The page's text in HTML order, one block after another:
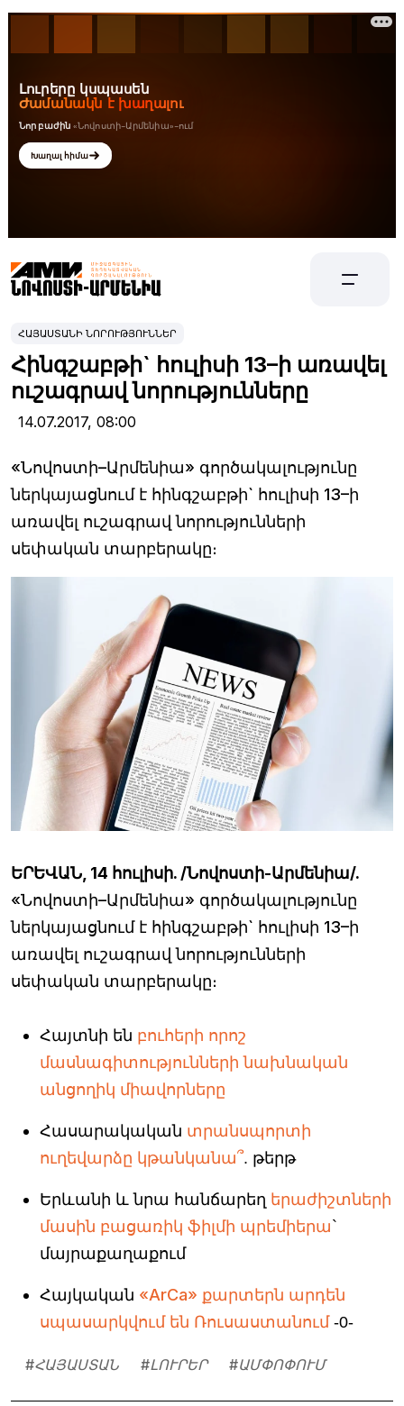
ՀԱՅԱՍՏԱՆԻ ՆՈՐՈՒԹՅՈՒՆՆԵՐ
Հինգշաբթի` հուլիսի 13–ի առավել
ուշագրավ նորությունները
14.07.2017, 08:00
«Նովոստի–Արմենիա» գործակալությունը
ներկայացնում է հինգշաբթի` հուլիսի 13–ի
առավել ուշագրավ նորությունների
սեփական տարբերակը։
ԵՐԵՎԱՆ, 14 հուլիսի. /Նովոստի-Արմենիա/.
«Նովոստի–Արմենիա» գործակալությունը
ներկայացնում է հինգշաբթի` հուլիսի 13–ի
առավել ուշագրավ նորությունների
սեփական տարբերակը։
Հայտնի են բուհերի որոշ
մասնագիտությունների նախնական
անցողիկ միավորները
Հասարակական տրանսպորտի
ուղեվարձը կթանկանա՞. թերթ
Երևանի և նրա հանճարեղ երաժիշտների
մասին բացառիկ ֆիլմի պրեմիերա `
մայրաքաղաքում
Հայկական «ArCa» քարտերն արդեն
սպասարկվում են Ռուսաստանում-0-
#ՀԱՅԱՍՏԱՆ #ԼՈՒՐԵՐ #ԱՄՓՈՓՈՒՄ